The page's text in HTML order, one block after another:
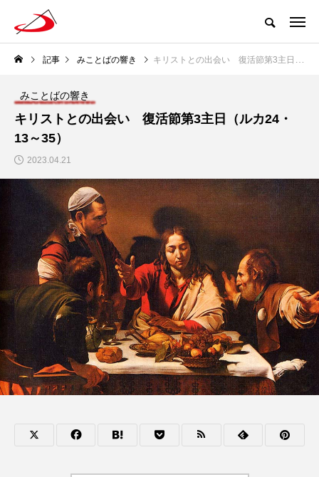
記事 みことばの響き キリストとの出会い 復活節第3主日（ルカ24・13～35）
みことばの響き
キリストとの出会い 復活節第3主日（ルカ24・
13～35）
2023.04.21